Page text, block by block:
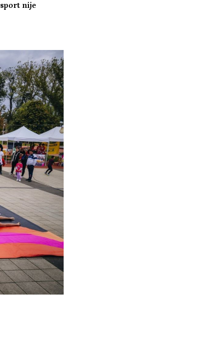
sport nije